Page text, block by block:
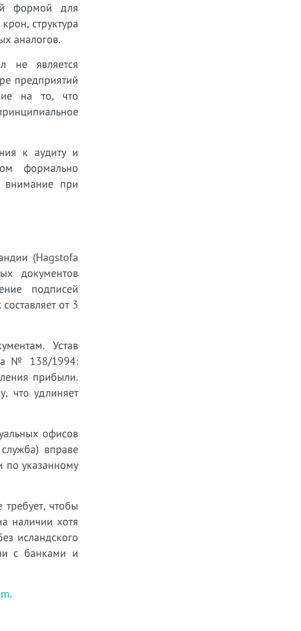
формой для
структура
аналогов.
не является
предприятий
на то, что
к аудиту и
формально
внимание при
(Hagstofa
документов
подписей
от 3
Устав
№ 138/1994:
прибыли.
что удлиняет
офисов
вправе
по указанному
чтобы
наличии хотя
исландского
с банками и
.